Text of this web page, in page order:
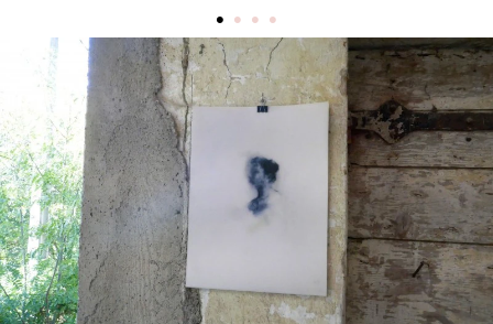
DIEresidenz Berlin Mai 2025
DIEresidenz Berlin März 2025
Sommerprogramm 2024
Austausch Berlin-Die 2024
Austausch Die-Berlin 2024
DIEresidenz EXTRA-Lecture-performance 2024
Austausch Berlin-Die 2023
Austausch Die-Berlin 2023
• • • •